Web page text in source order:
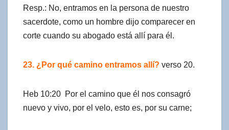
Resp.: No, entramos en la persona de nuestro
sacerdote, como un hombre dijo comparecer en
corte cuando su abogado está allí para él.
23. ¿Por qué camino entramos allí? verso 20.
Heb 10:20 Por el camino que él nos consagró
nuevo y vivo, por el velo, esto es, por su carne;